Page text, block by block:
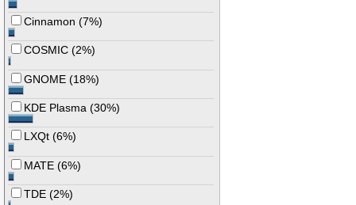
Cinnamon (7%)
COSMIC (2%)
GNOME (18%)
KDE Plasma (30%)
LXQt (6%)
MATE (6%)
TDE (2%)